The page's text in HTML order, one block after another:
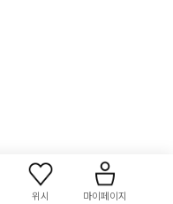
위시 마이페이지